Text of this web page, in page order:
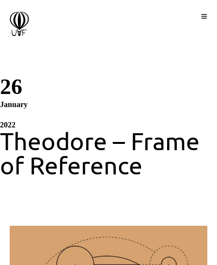
26
January
2022
Theodore – Frame
of Reference